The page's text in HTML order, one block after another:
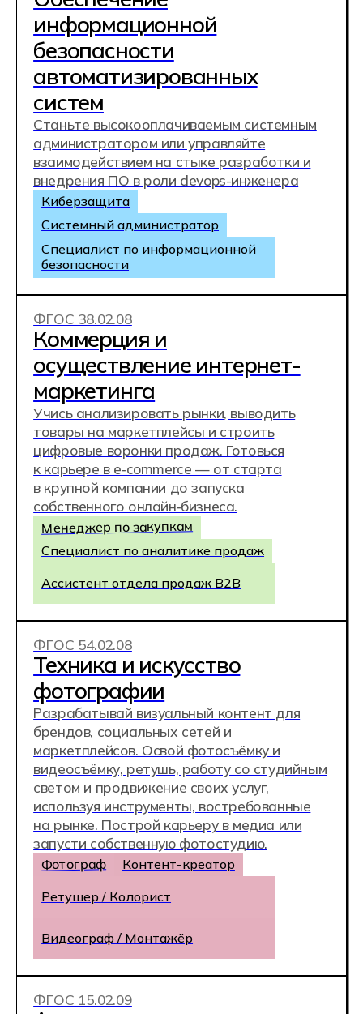
Сервисный инженер
промышленных роботов
Летная эксплуатация
беспилотных авиационных
систем
Полёты, аэрофотосъёмка и обработка
данных: создавай карты, 3D-модели и
аналитические отчёты для решения
реальных задач. За 3 года освоишь
полный профессиональный цикл
оператора БПЛА — от вылета до готового
проекта.
Оператор БПЛА
Инженер-оператор БАС
Специалист по дрон-картографии
ФГОС 08.02.15
Информационное
моделирование
в строительстве
Проектируй здания, создавай 3D-модели и
подготавливай их к строительству.
Участвуй в дальнейшем сопровождении
объектов и повышай эффективность их
эксплуатации.
Это современная профессия на стыке
строительства и IT.
BIM-проектировщик
Техник по автоматизации BIM-процессов
Приходите на день открытых
дверей в Хекслет Колледж, чтобы
выбрать будущую специальность,
познакомиться с преподавателями и
кураторами, увидеть наши
лаборатории, коворкинги,
киберполигоны - и просто классно
провести время ;-)
Ближайший день
открытых дверей